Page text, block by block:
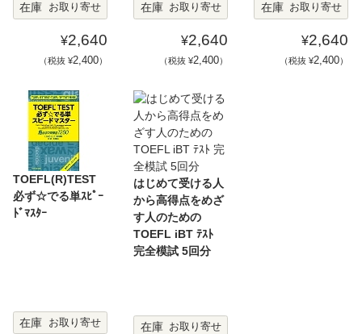
在庫 お取り寄せ
¥2,640
（税抜 ¥2,400）
在庫 お取り寄せ
¥2,640
（税抜 ¥2,400）
在庫 お取り寄せ
¥2,640
（税抜 ¥2,400）
TOEFL(R)TEST
必ず☆でる単ｽﾋﾟｰ
ﾄﾞﾏｽﾀｰ
在庫 お取り寄せ
はじめて受ける人
から高得点をめざ
す人のための
TOEFL iBT ﾃｽﾄ
完全模試 5回分
在庫 お取り寄せ